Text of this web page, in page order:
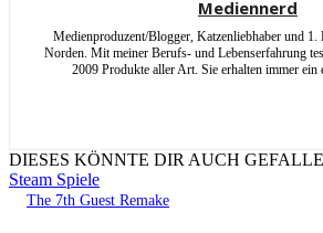
Mediennerd
Medienproduzent/Blogger, Katzenliebhaber und
Norden. Mit meiner Berufs- und Lebenserfahrung
2009 Produkte aller Art. Sie erhalten immer ein
DIESES KÖNNTE DIR AUCH
Steam Spiele
The 7th Guest Remake